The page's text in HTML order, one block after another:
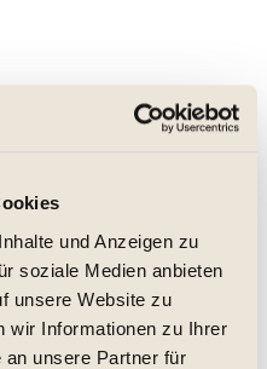
und Anzeigen zu
soziale Medien anbieten
unsere Website zu
wir Informationen zu Ihrer
an unsere Partner für